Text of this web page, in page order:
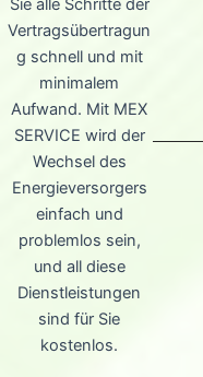
Sie alle Schritte der
Vertragsübertragun
g schnell und mit
minimalem
Aufwand. Mit MEX
SERVICE wird der
Wechsel des
Energieversorgers
einfach und
problemlos sein,
und all diese
Dienstleistungen
sind für Sie
kostenlos.